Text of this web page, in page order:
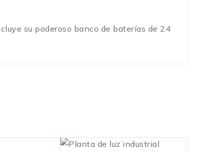
su poderoso banco de baterías de 24